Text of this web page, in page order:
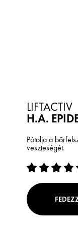
LIFTACTIV
H.A.
Pótolja a
veszteségét.